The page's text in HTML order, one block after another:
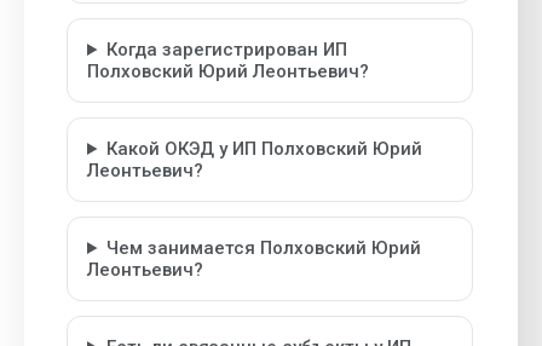
Когда зарегистрирован ИП
Полховский Юрий Леонтьевич?
Какой ОКЭД у ИП Полховский Юрий
Леонтьевич?
Чем занимается Полховский Юрий
Леонтьевич?